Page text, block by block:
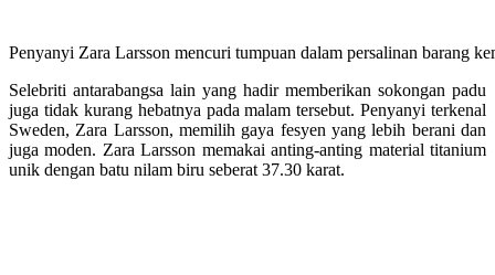
Penyanyi Zara Larsson mencuri tumpuan dalam persalinan barang
Selebriti antarabangsa lain yang hadir memberikan sokongan padu
juga tidak kurang hebatnya pada malam tersebut.Penyanyi terkenal
Sweden, Zara Larsson, memilih gaya fesyen yang lebih berani dan
juga moden. Zara Larsson memakai anting-anting material titanium
unik dengan batu nilam biru seberat 37.30 karat.